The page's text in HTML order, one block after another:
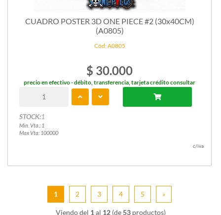
CUADRO POSTER 3D ONE PIECE #2 (30x40CM)
(A0805)
Cód: A0805
$ 30.000
precio en efectivo - débito, transferencia, tarjeta crédito consultar
STOCK:1
Min. Vta.: 1
Max Vta: 100000
c/iva
1 2 3 4 5 »
Viendo del 1 al 12(de53productos)